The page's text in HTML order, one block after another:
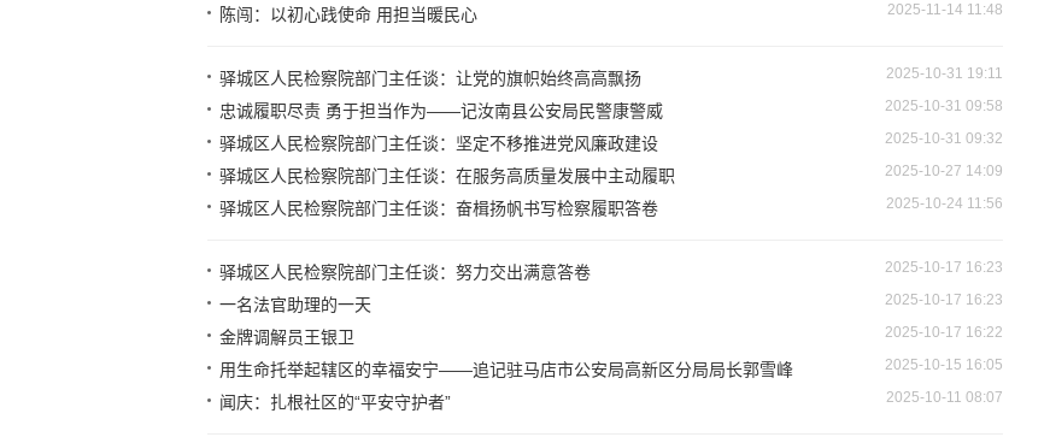
陈闯：以初心践使命 用担当暖民心 2025-11-14 11:48
驿城区人民检察院部门主任谈：让党的旗帜始终高高飘扬 2025-10-31 19:11
忠诚履职尽责 勇于担当作为——记汝南县公安局民警康警威 2025-10-31 09:58
驿城区人民检察院部门主任谈：坚定不移推进党风廉政建设 2025-10-31 09:32
驿城区人民检察院部门主任谈：在服务高质量发展中主动履职 2025-10-27 14:09
驿城区人民检察院部门主任谈：奋楫扬帆书写检察履职答卷 2025-10-24 11:56
驿城区人民检察院部门主任谈：努力交出满意答卷 2025-10-17 16:23
一名法官助理的一天 2025-10-17 16:23
金牌调解员王银卫 2025-10-17 16:22
用生命托举起辖区的幸福安宁——追记驻马店市公安局高新区分局局长郭雪峰 2025-10-15 16:05
闻庆：扎根社区的“平安守护者” 2025-10-11 08:07